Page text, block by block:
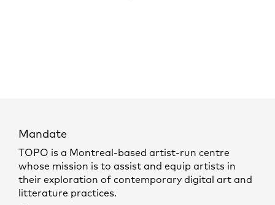
Mandate
TOPO is a Montreal-based artist-run centre
whose mission is to assist and equip artists in
their exploration of contemporary digital art and
litterature practices.